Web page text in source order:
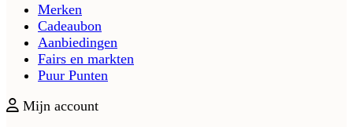
Merken
Cadeaubon
Aanbiedingen
Fairs en markten
Puur Punten
Mijn account